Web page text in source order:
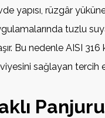
yapısı, rüzgâr
tuzlu
Bu nedenle AISI
sağlayan tercih